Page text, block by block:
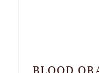
BLOOD